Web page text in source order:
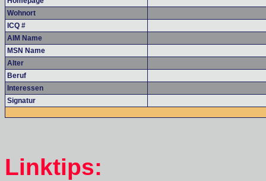
Wohnort
ICQ #
AIM Name
MSN Name
Alter
Beruf
Interessen
Signatur
Linktips: